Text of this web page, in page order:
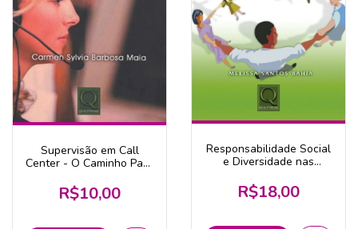
Supervisão em Call
Center - O Caminho Para
R$10,00
Responsabilidade Social
e Diversidade nas
R$18,00